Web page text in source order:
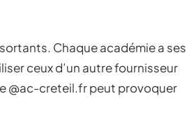
Chaque académie a ses
ceux d’un autre fournisseur
@ac-creteil.fr peut provoquer